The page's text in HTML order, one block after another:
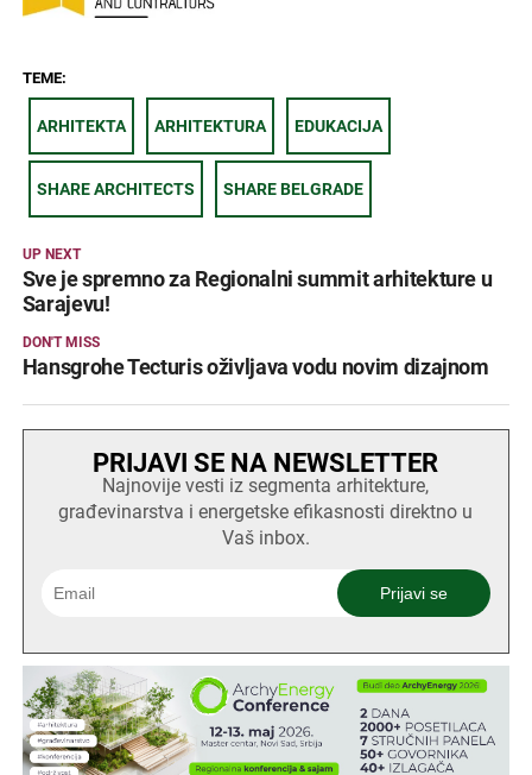
TEME:
ARHITEKTA ARHITEKTURA EDUKACIJA
SHARE ARCHITECTS SHARE BELGRADE
UP NEXT
Sve je spremno za Regionalni summit arhitekture u
Sarajevu!
DON'T MISS
Hansgrohe Tecturis oživljava vodu novim dizajnom
PRIJAVI SE NA NEWSLETTER
Najnovije vesti iz segmenta arhitekture,
građevinarstva i energetske efikasnosti direktno u
Vaš inbox.